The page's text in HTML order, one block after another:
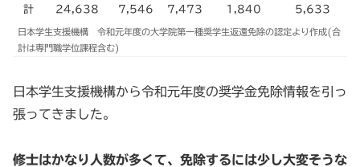
計 24,638 7,546 7,473 1,840 5,633
日本学生支援機構 令和元年度の大学院第一種奨学生返還免除の認定より作成(合
計は専門職学位課程含む)
日本学生支援機構から令和元年度の奨学金免除情報を引っ
張ってきました。
修士はかなり人数が多くて、免除するには少し大変そうな